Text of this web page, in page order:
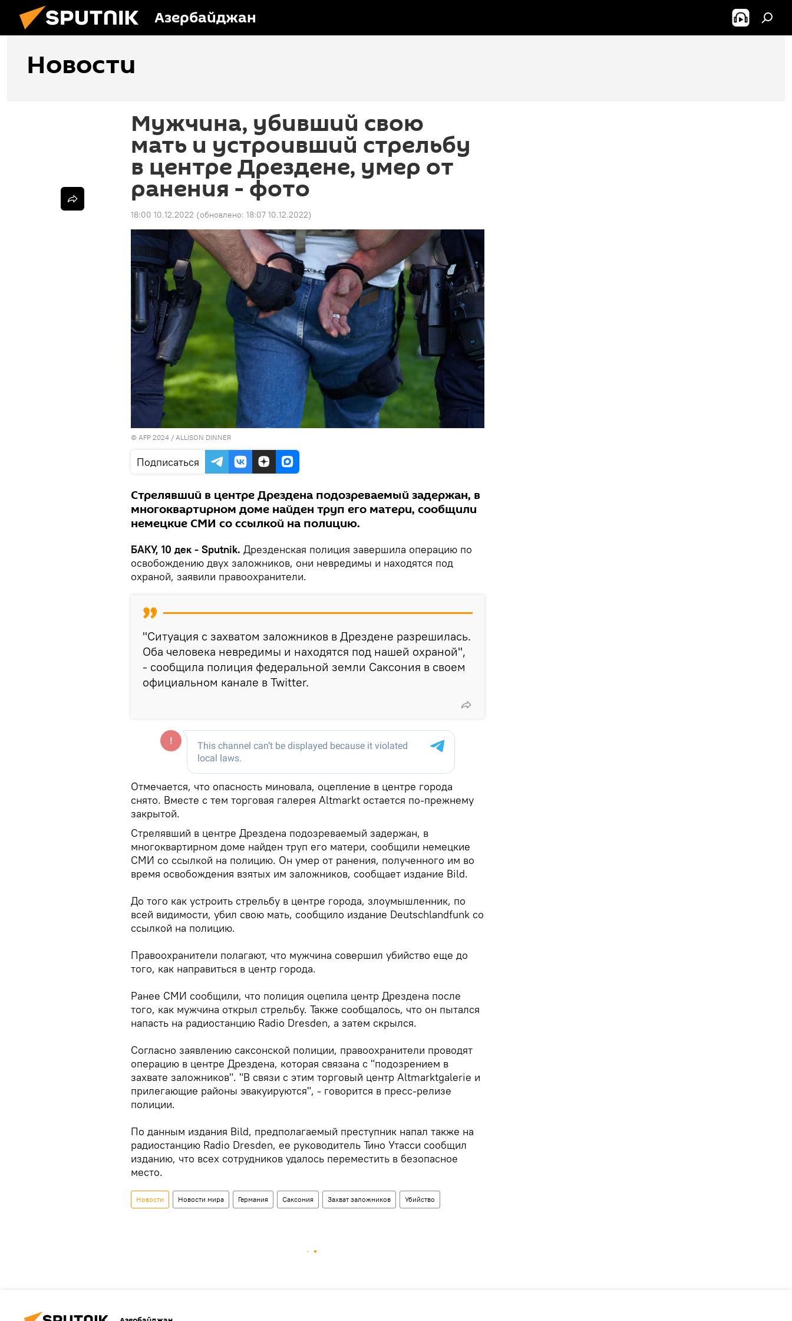
Азербайджан
Новости
Мужчина, убивший свою
мать и устроивший стрельбу
в центре Дрездене, умер от
ранения - фото
18:00 10.12.2022 (обновлено: 18:07 10.12.2022)
© AFP 2024 / ALLISON DINNER
Подписаться
Стрелявший в центре Дрездена подозреваемый задержан, в
многоквартирном доме найден труп его матери, сообщили
немецкие СМИ со ссылкой на полицию.
БАКУ, 10 дек - Sputnik. Дрезденская полиция завершила операцию по
освобождению двух заложников, они невредимы и находятся под
охраной, заявили правоохранители.
"Ситуация с захватом заложников в Дрездене разрешилась.
Оба человека невредимы и находятся под нашей охраной",
- сообщила полиция федеральной земли Саксония в своем
официальном канале в Twitter.
Отмечается, что опасность миновала, оцепление в центре города
снято. Вместе с тем торговая галерея Altmarkt остается по-прежнему
закрытой.
Стрелявший в центре Дрездена подозреваемый задержан, в
многоквартирном доме найден труп его матери, сообщили немецкие
СМИ со ссылкой на полицию. Он умер от ранения, полученного им во
время освобождения взятых им заложников, сообщает издание Bild.
До того как устроить стрельбу в центре города, злоумышленник, по
всей видимости, убил свою мать, сообщило издание Deutschlandfunk со
ссылкой на полицию.
Правоохранители полагают, что мужчина совершил убийство еще до
того, как направиться в центр города.
Ранее СМИ сообщили, что полиция оцепила центр Дрездена после
того, как мужчина открыл стрельбу. Также сообщалось, что он пытался
напасть на радиостанцию Radio Dresden, а затем скрылся.
Согласно заявлению саксонской полиции, правоохранители проводят
операцию в центре Дрездена, которая связана с "подозрением в
захвате заложников". "В связи с этим торговый центр Altmarktgalerie и
прилегающие районы эвакуируются", - говорится в пресс-релизе
полиции.
По данным издания Bild, предполагаемый преступник напал также на
радиостанцию Radio Dresden, ее руководитель Тино Утасси сообщил
изданию, что всех сотрудников удалось переместить в безопасное
место.
Новости Новости мира Германия Саксония Захват заложников Убийство